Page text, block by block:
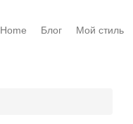
Home Блог Мой стиль